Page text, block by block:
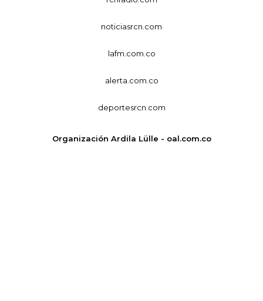
noticiasrcn.com
lafm.com.co
alerta.com.co
deportesrcn.com
Organización Ardila Lülle - oal.com.co